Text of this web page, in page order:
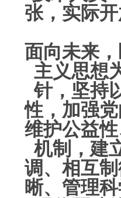
张，实际
面向未来
主义思想
针，坚持
性，加强
维护公益
机制，建
调、相互
晰、管理